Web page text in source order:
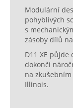
Modulární
pohyblivých
s
zásoby dílů
D11 XE
dokončí
na
Illinois.